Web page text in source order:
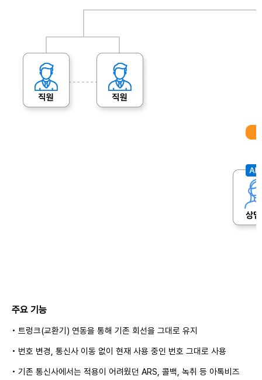
주요 기능
• 트렁크(교환기) 연동을 통해 기존 회선을 그대로 유지
• 번호 변경, 통신사 이동 없이 현재 사용 중인 번호 그대로 사용
• 기존 통신사에서는 적용이 어려웠던 ARS, 콜백, 녹취 등 아톡비즈